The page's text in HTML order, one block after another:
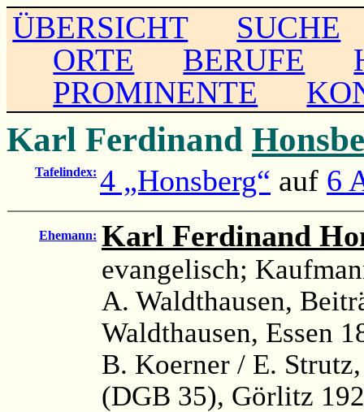
ÜBERSICHT
SUCHE
ORTE
BERUFE
PROMINENTE
Karl Ferdinand
Tafelindex: 4 „Honsberg“ auf 6
Ehemann: Karl Ferdinand
evangelisch;
A. Waldthausen,
Waldthausen, Essen
B. Koerner / E.
(DGB 35), Görlitz